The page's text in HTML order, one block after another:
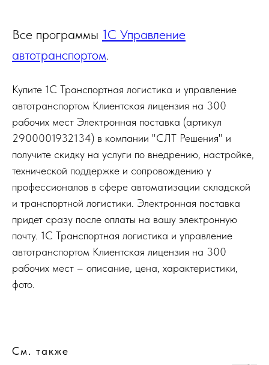
Все программы 1С Управление
автотранспортом.
Купите 1С Транспортная логистика и управление
автотранспортом Клиентская лицензия на 300
рабочих мест Электронная поставка (артикул
2900001932134) в компании "СЛТ Решения" и
получите скидку на услуги по внедрению, настройке,
технической поддержке и сопровождению у
профессионалов в сфере автоматизации складской
и транспортной логистики. Электронная поставка
придет сразу после оплаты на вашу электронную
почту. 1С Транспортная логистика и управление
автотранспортом Клиентская лицензия на 300
рабочих мест – описание, цена, характеристики,
фото.
См. также